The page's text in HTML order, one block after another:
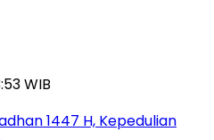
WIB
1447 H, Kepedulian